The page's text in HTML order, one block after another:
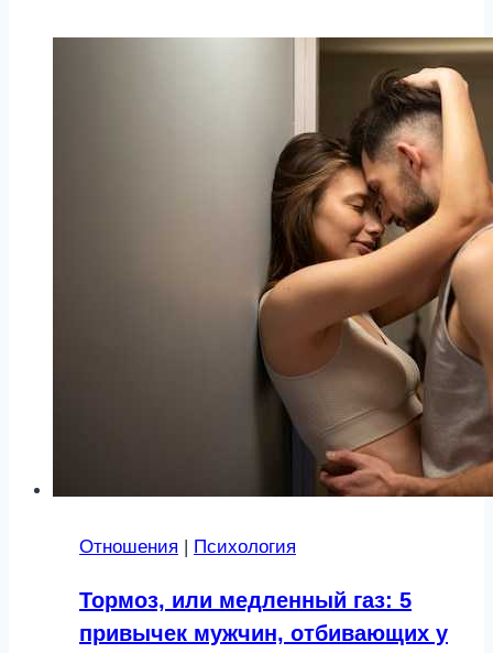
Отношения Психология
Тормоз, или медленный газ: 5
привычек мужчин, отбивающих у